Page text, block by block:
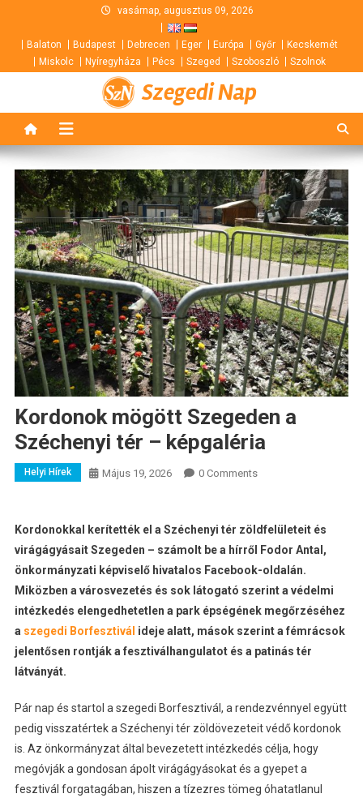
content
vasárnap, augusztus 09, 2026
Balaton Budapest Debrecen Eger Európa Győr
Kecskemét
Miskolc
Nyíregyháza Pécs Szeged Szoboszló Szolnok
Szegedi Nap
Kordonok mögött Szegeden a
Széchenyi tér – képgaléria
Helyi Hírek Május 19, 2026 0 Comments
Kordonokkal kerítették el a Széchenyi tér zöldfelületeit és
virágágyásait Szegeden – számolt be a hírről Fodor Antal,
önkormányzati képviselő hivatalos Facebook-oldalán.
Miközben a városvezetés és sok látogató szerint a védelmi
intézkedés elengedhetetlen a park épségének megőrzéséhez
a szegedi Borfesztivál ideje alatt, mások szerint a fémrácsok
jelentősen rontják a fesztiválhangulatot és a patinás tér
látványát.
Pár nap és startol a szegedi Borfesztivál, a rendezvénnyel együtt
pedig visszatértek a Széchenyi tér zöldövezeteit védő kordonok
is. Az önkormányzat által bevezetett intézkedés célja, hogy
megóvják a gondosan ápolt virágágyásokat és a gyepet a
fesztivál forgatagában, hiszen a tízezres tömeg óhatatlanul